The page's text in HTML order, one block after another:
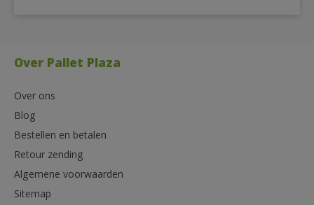
Over Pallet Plaza
Over ons
Blog
Bestellen en betalen
Retour zending
Algemene voorwaarden
Sitemap